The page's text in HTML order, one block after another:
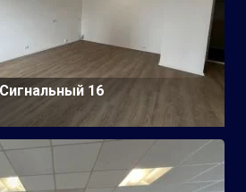
Сигнальный 16